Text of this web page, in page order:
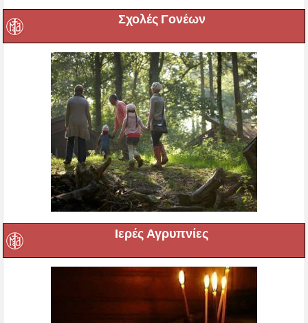
Σχολές Γονέων
Ιερές Αγρυπνίες